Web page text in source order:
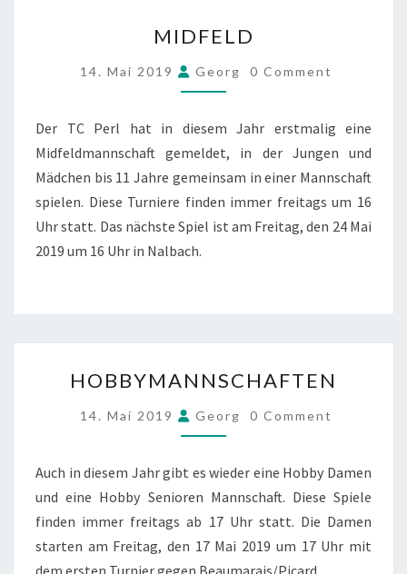
MIDFELD
14. Mai 2019 Georg COMMENTS
0 Comment
Der TC Perl hat in diesem Jahr erstmalig eine
Midfeldmannschaft gemeldet, in der Jungen und
Mädchen bis 11 Jahre gemeinsam in einer Mannschaft
spielen. Diese Turniere finden immer freitags um 16
Uhr statt. Das nächste Spiel ist am Freitag, den 24 Mai
2019 um 16 Uhr in Nalbach.
HOBBYMANNSCHAFTEN
14. Mai 2019 Georg COMMENTS
0 Comment
Auch in diesem Jahr gibt es wieder eine Hobby Damen
und eine Hobby Senioren Mannschaft. Diese Spiele
finden immer freitags ab 17 Uhr statt. Die Damen
starten am Freitag, den 17 Mai 2019 um 17 Uhr mit